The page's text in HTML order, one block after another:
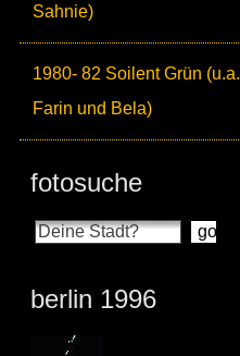
Sahnie)
1980- 82 Soilent Grün (u.a.
Farin und Bela)
fotosuche
berlin 1996